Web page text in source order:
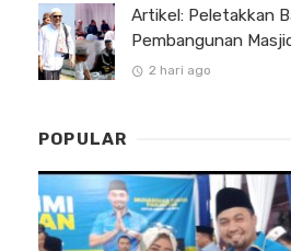
Artikel: Peletakkan
Pembangunan
2 hari ago
POPULAR